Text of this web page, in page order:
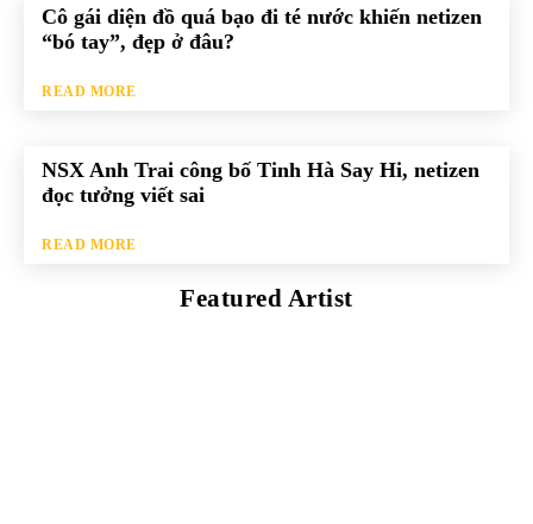
Cô gái diện đồ quá bạo đi té nước khiến netizen
“bó tay”, đẹp ở đâu?
READ MORE
NSX Anh Trai công bố Tinh Hà Say Hi, netizen
đọc tưởng viết sai
READ MORE
Featured Artist